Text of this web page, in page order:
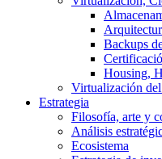
Backups
Housing,
Virtualización
Estrategia
Filosofía, arte y
Análisis
Ecosistema